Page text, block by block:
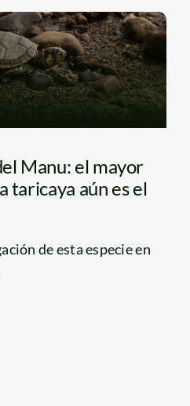
Manu: el mayor
taricaya aún es el
de esta especie en